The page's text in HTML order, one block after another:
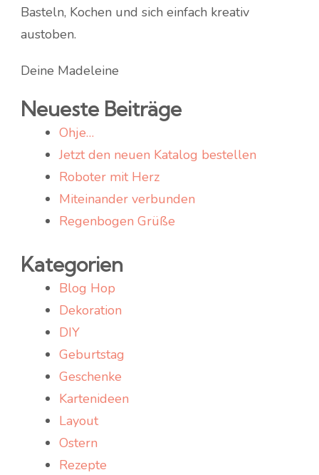
Basteln, Kochen und sich einfach kreativ
austoben.
Deine Madeleine
Neueste Beiträge
Ohje…
Jetzt den neuen Katalog bestellen
Roboter mit Herz
Miteinander verbunden
Regenbogen Grüße
Kategorien
Blog Hop
Dekoration
DIY
Geburtstag
Geschenke
Kartenideen
Layout
Ostern
Rezepte